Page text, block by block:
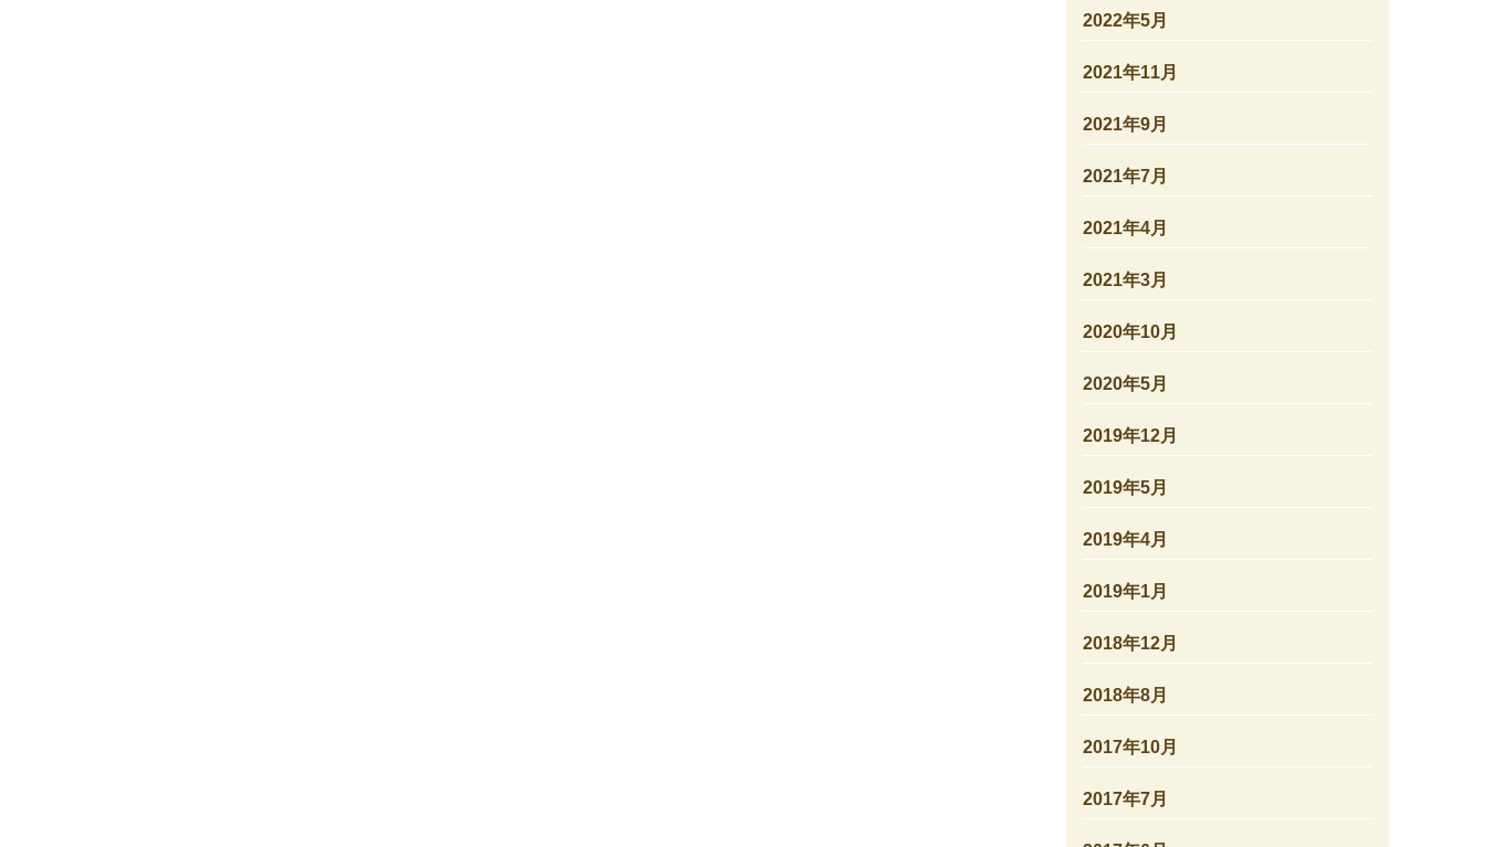
2022年5月
2021年11月
2021年9月
2021年7月
2021年4月
2021年3月
2020年10月
2020年5月
2019年12月
2019年5月
2019年4月
2019年1月
2018年12月
2018年8月
2017年10月
2017年7月